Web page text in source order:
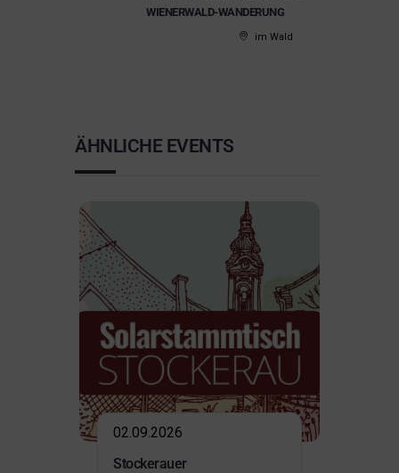
WIENERWALD-WANDERUNG
im Wald
ÄHNLICHE EVENTS
02.09.2026
Stockerauer